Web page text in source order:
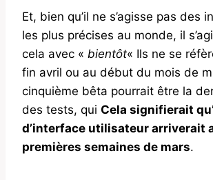
Et, bien qu’il ne s’agisse pas des
les plus précises au monde, il
cela avec « bientôt« Ils ne se
fin avril ou au début du mois de
cinquième bêta pourrait être la
des tests, qui Cela signifierait
d’interface utilisateur arriverait
premières semaines de mars.